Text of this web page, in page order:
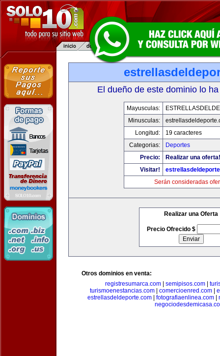
El dueño de este dominio lo
Mayusculas:
Minusculas:
Longitud:
19 caracteres
Categorias:
Deportes
Precio:
Realizar una oferta!
Visitar!
Serán consideradas
Realizar una Oferta
Precio Ofrecido $
Otros dominios en venta:
registresumarca.com| semipisos.com|
turismoenestancias.com
comercioenred.com
estrellasdeldeporte.com
fotografiaenlinea.com